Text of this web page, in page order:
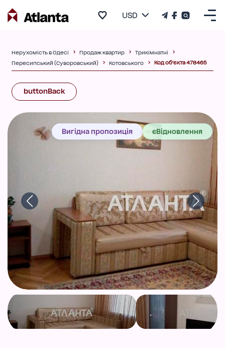
USD
Нерухомість в Одесі Продаж квартир
Трикімнатні
Пересипський (Суворовський)
Котовського Код об'єкта 478465
buttonBack
Вигідна пропозиція єВідновлення